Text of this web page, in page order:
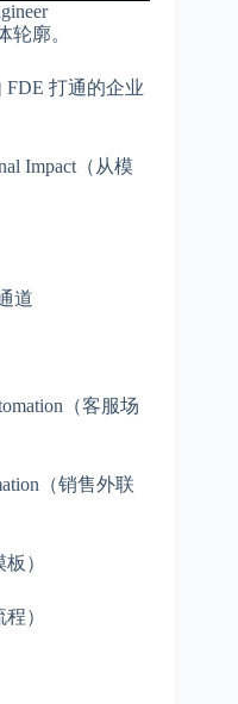
轮廓。
FDE 打通的企业
Impact（从模
道
（客服场
（销售外联
）
）